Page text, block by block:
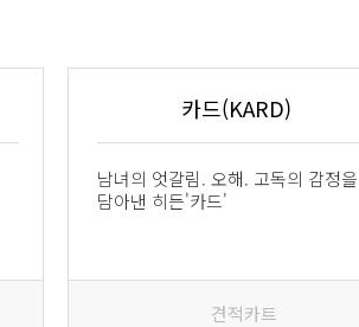
카드(KARD)
남녀의 엇갈림. 오해. 고독의 감정을
담아낸 히든'카드'
견적카트